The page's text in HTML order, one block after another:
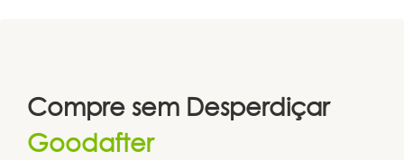
Compre sem Desperdiçar
Goodafter